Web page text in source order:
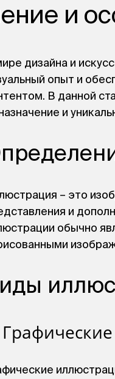
и
дизайна и
опыт и
В данной
и
– это
и
обычно